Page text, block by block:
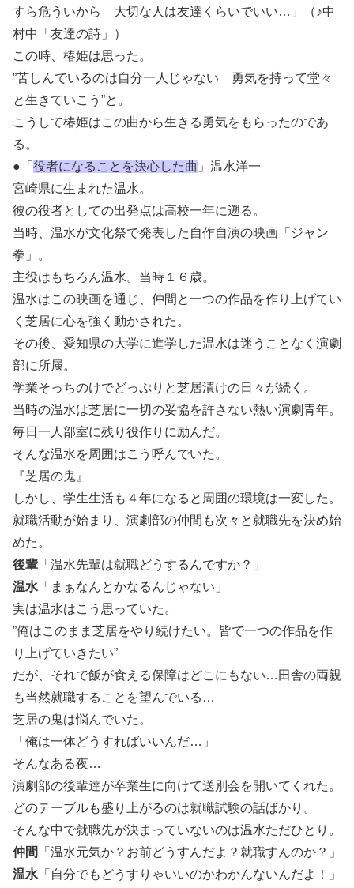
すら危ういから 大切な人は友達くらいでいい…」（♪中
村中「友達の詩」）
この時、椿姫は思った。
”苦しんでいるのは自分一人じゃない 勇気を持って堂々
と生きていこう”と。
こうして椿姫はこの曲から生きる勇気をもらったのであ
る。
●「 役者になることを決心した曲 」温水洋一
宮崎県に生まれた温水。
彼の役者としての出発点は高校一年に遡る。
当時、温水が文化祭で発表した自作自演の映画「ジャン
拳」。
主役はもちろん温水。当時１６歳。
温水はこの映画を通じ、仲間と一つの作品を作り上げてい
く芝居に心を強く動かされた。
その後、愛知県の大学に進学した温水は迷うことなく演劇
部に所属。
学業そっちのけでどっぷりと芝居漬けの日々が続く。
当時の温水は芝居に一切の妥協を許さない熱い演劇青年。
毎日一人部室に残り役作りに励んだ。
そんな温水を周囲はこう呼んでいた。
『芝居の鬼』
しかし、学生生活も４年になると周囲の環境は一変した。
就職活動が始まり、演劇部の仲間も次々と就職先を決め始
めた。
後輩 「温水先輩は就職どうするんですか？」
温水 「まぁなんとかなるんじゃない」
実は温水はこう思っていた。
”俺はこのまま芝居をやり続けたい。皆で一つの作品を作
り上げていきたい”
だが、それで飯が食える保障はどこにもない…田舎の両親
も当然就職することを望んでいる…
芝居の鬼は悩んでいた。
「俺は一体どうすればいいんだ…」
そんなある夜…
演劇部の後輩達が卒業生に向けて送別会を開いてくれた。
どのテーブルも盛り上がるのは就職試験の話ばかり。
そんな中で就職先が決まっていないのは温水ただひとり。
仲間
「温水元気か？お前どうすんだよ？就職すんのか？」
温水 「自分でもどうすりゃいいのかわかんないんだよ！」